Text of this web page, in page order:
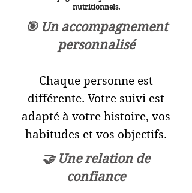
nutritionnels.
🎯 Un accompagnement
personnalisé
Chaque personne est
différente. Votre suivi est
adapté à votre histoire, vos
habitudes et vos objectifs.
🤝 Une relation de
confiance